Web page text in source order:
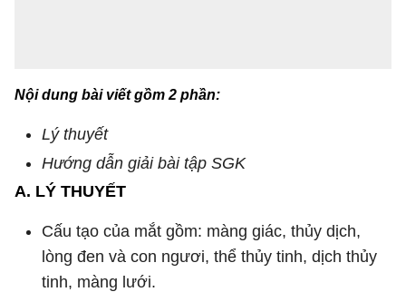
Nội dung bài viết gồm 2 phần:
Lý thuyết
Hướng dẫn giải bài tập SGK
A. LÝ THUYẾT
Cấu tạo của mắt gồm: màng giác, thủy dịch,
lòng đen và con ngươi, thể thủy tinh, dịch thủy
tinh, màng lưới.